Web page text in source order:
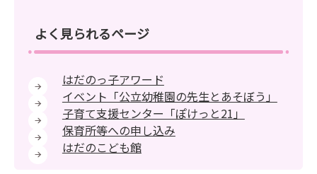
よく見られるページ
はだのっ子アワード
イベント「公立幼稚園の先生とあそぼう」
子育て支援センター「ぽけっと21」
保育所等への申し込み
はだのこども館